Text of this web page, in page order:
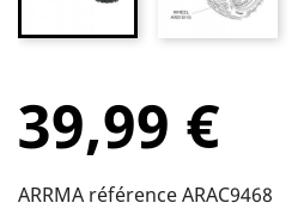
39,99 €
ARRMA référence ARAC9468